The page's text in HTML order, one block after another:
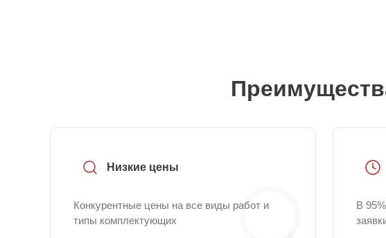
Низкие цены
Конкурентные цены на все виды работ и
типы комплектующих
В